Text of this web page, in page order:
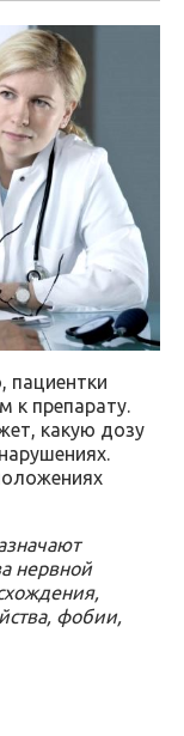
пациентки
к препарату.
какую дозу
нервной
фобии,